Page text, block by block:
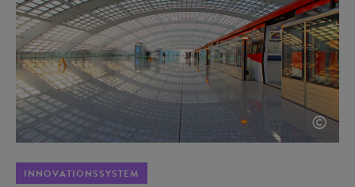
©
INNOVATIONSSYSTEM